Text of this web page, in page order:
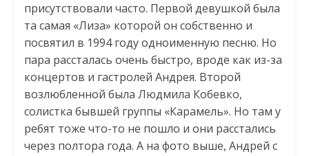
присутствовали часто. Первой девушкой была
та самая «Лиза» которой он собственно и
посвятил в 1994 году одноименную песню. Но
пара рассталась очень быстро, вроде как из-за
концертов и гастролей Андрея. Второй
возлюбленной была Людмила Кобевко,
солистка бывшей группы «Карамель». Но там у
ребят тоже что-то не пошло и они расстались
через полтора года. А на фото выше, Андрей с